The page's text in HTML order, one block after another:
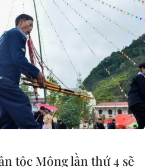
tộc Mông lần thứ 4 sẽ